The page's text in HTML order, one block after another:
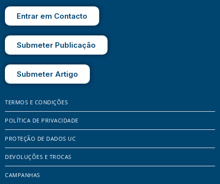
Entrar em Contacto
Submeter Publicação
Submeter Artigo
TERMOS E CONDIÇÕES
POLÍTICA DE PRIVACIDADE
PROTEÇÃO DE DADOS UC
DEVOLUÇÕES E TROCAS
CAMPANHAS